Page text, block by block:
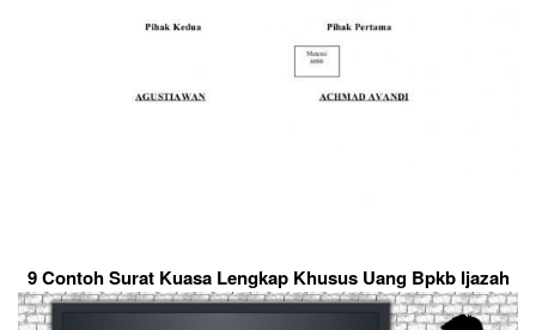
9 Contoh Surat Kuasa Lengkap Khusus Uang Bpkb Ijazah